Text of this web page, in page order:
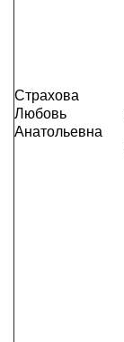
Страхова
Любовь
Анатольевна